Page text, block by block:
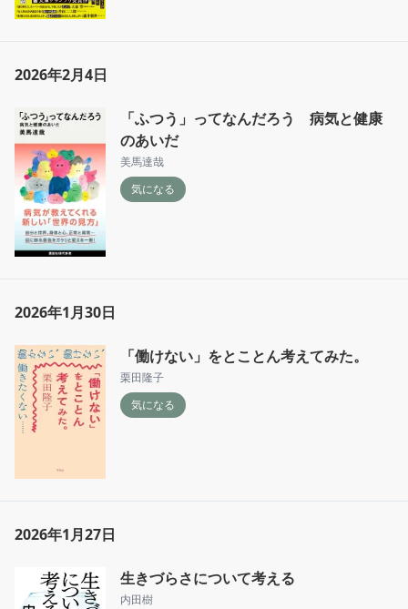
2026年2月4日
「ふつう」ってなんだろう 病気と健康
のあいだ
美馬達哉
気になる
2026年1月30日
「働けない」をとことん考えてみた。
栗田隆子
気になる
2026年1月27日
生きづらさについて考える
内田樹